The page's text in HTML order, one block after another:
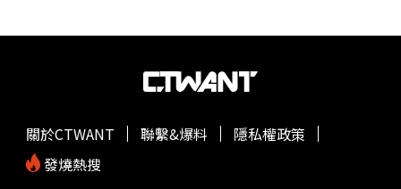
關於CTWANT 聯繫&爆料
隱私權政策
發燒熱搜